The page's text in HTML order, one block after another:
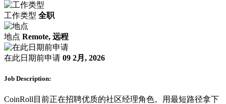
工作类型 全职
地点 Remote, 远程
在此日期前申请 09 2月, 2026
Job Description:
CoinRoll目前正在招聘优质的社区经理角色。用最短路径拿下